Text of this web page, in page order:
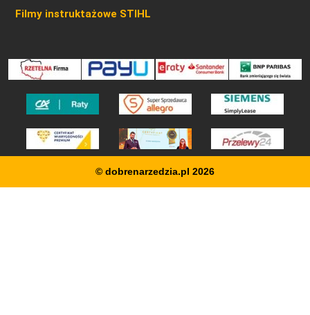
Filmy instruktażowe STIHL
© dobrenarzedzia.pl 2026